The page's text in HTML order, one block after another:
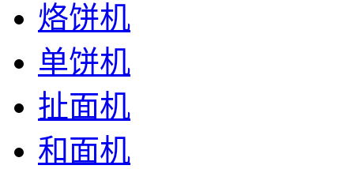
烙饼机
单饼机
扯面机
和面机